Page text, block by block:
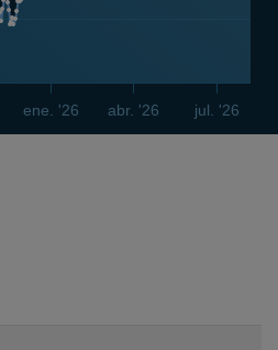
ene. '26 jul. '26
abr. '26